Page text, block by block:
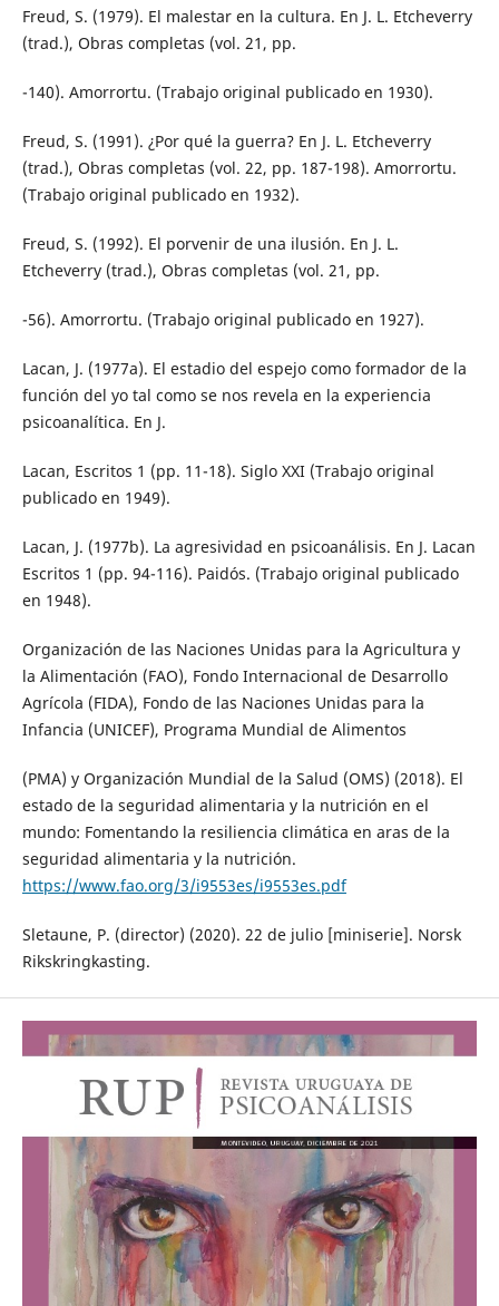
Freud, S. (1979). El malestar en la cultura. En J. L. Etcheverry
(trad.), Obras completas (vol. 21, pp.
-140). Amorrortu. (Trabajo original publicado en 1930).
Freud, S. (1991). ¿Por qué la guerra? En J. L. Etcheverry
(trad.), Obras completas (vol. 22, pp. 187-198). Amorrortu.
(Trabajo original publicado en 1932).
Freud, S. (1992). El porvenir de una ilusión. En J. L.
Etcheverry (trad.), Obras completas (vol. 21, pp.
-56). Amorrortu. (Trabajo original publicado en 1927).
Lacan, J. (1977a). El estadio del espejo como formador de la
función del yo tal como se nos revela en la experiencia
psicoanalítica. En J.
Lacan, Escritos 1 (pp. 11-18). Siglo XXI (Trabajo original
publicado en 1949).
Lacan, J. (1977b). La agresividad en psicoanálisis. En J. Lacan
Escritos 1 (pp. 94-116). Paidós. (Trabajo original publicado
en 1948).
Organización de las Naciones Unidas para la Agricultura y
la Alimentación (FAO), Fondo Internacional de Desarrollo
Agrícola (FIDA), Fondo de las Naciones Unidas para la
Infancia (UNICEF), Programa Mundial de Alimentos
(PMA) y Organización Mundial de la Salud (OMS) (2018). El
estado de la seguridad alimentaria y la nutrición en el
mundo: Fomentando la resiliencia climática en aras de la
seguridad alimentaria y la nutrición.
https://www.fao.org/3/i9553es/i9553es.pdf
Sletaune, P. (director) (2020). 22 de julio [miniserie]. Norsk
Rikskringkasting.